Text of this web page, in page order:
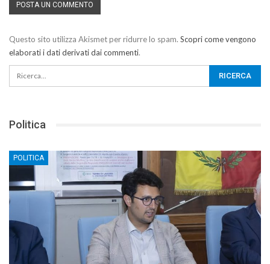
Questo sito utilizza Akismet per ridurre lo spam. Scopri come vengono
elaborati i dati derivati dai commenti.
Politica
POLITICA